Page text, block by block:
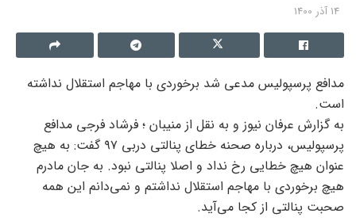
14 آذر 1400
مدافع پرسپولیس مدعی شد برخوردی با مهاجم استقلال نداشته
است.
به گزارش عرفان نیوز و به نقل از منیبان ؛ فرشاد فرجی مدافع
پرسپولیس، درباره صحنه خطای پنالتی دربی ۹۷ گفت: به هیچ
عنوان هیچ خطایی رخ نداد و اصلا پنالتی نبود. به جان مادرم
هیچ برخوردی با مهاجم استقلال نداشتم و نمی‌دانم این همه
صحبت پنالتی از کجا می‌آید.